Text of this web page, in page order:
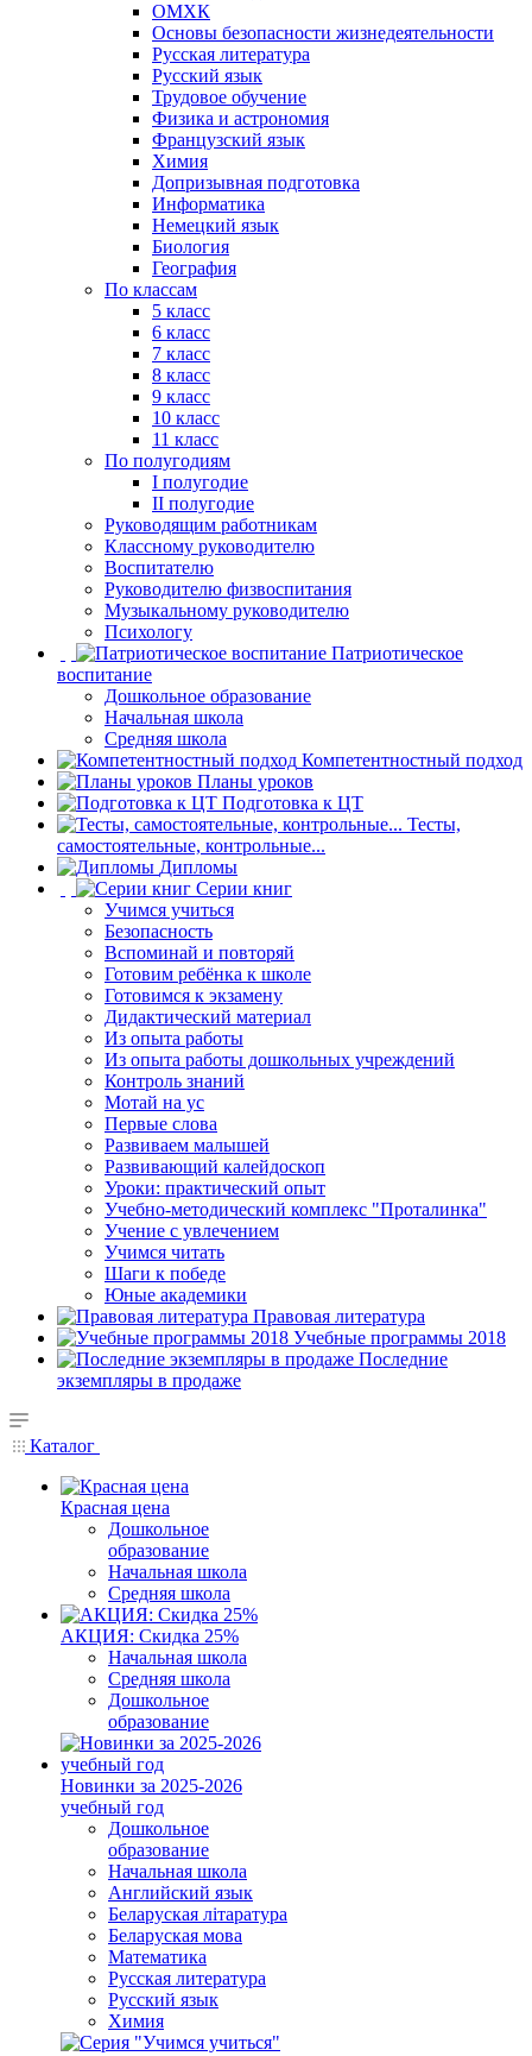
ОМХК
Основы безопасности жизнедеятельности
Русская литература
Русский язык
Трудовое обучение
Физика и астрономия
Французский язык
Химия
Допризывная подготовка
Информатика
Немецкий язык
Биология
География
По классам
5 класс
6 класс
7 класс
8 класс
9 класс
10 класс
11 класс
По полугодиям
I полугодие
II полугодие
Руководящим работникам
Классному руководителю
Воспитателю
Руководителю физвоспитания
Музыкальному руководителю
Психологу
Патриотическое
воспитание
Дошкольное образование
Начальная школа
Средняя школа
Компетентностный подход
Планы уроков
Подготовка к ЦТ
Тесты,
самостоятельные, контрольные...
Дипломы
Серии книг
Учимся учиться
Безопасность
Вспоминай и повторяй
Готовим ребёнка к школе
Готовимся к экзамену
Дидактический материал
Из опыта работы
Из опыта работы дошкольных учреждений
Контроль знаний
Мотай на ус
Первые слова
Развиваем малышей
Развивающий калейдоскоп
Уроки: практический опыт
Учебно-методический комплекс "Проталинка"
Учение с увлечением
Учимся читать
Шаги к победе
Юные академики
Правовая литература
Учебные программы 2018
Последние
экземпляры в продаже
Каталог
Красная цена
Дошкольное
образование
Начальная школа
Средняя школа
АКЦИЯ: Скидка 25%
Начальная школа
Средняя школа
Дошкольное
образование
Новинки за 2025-2026
учебный год
Дошкольное
образование
Начальная школа
Английский язык
Беларуская літаратура
Беларуская мова
Математика
Русская литература
Русский язык
Химия